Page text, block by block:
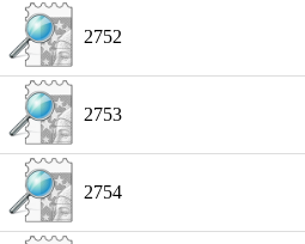
2752
2753
2754